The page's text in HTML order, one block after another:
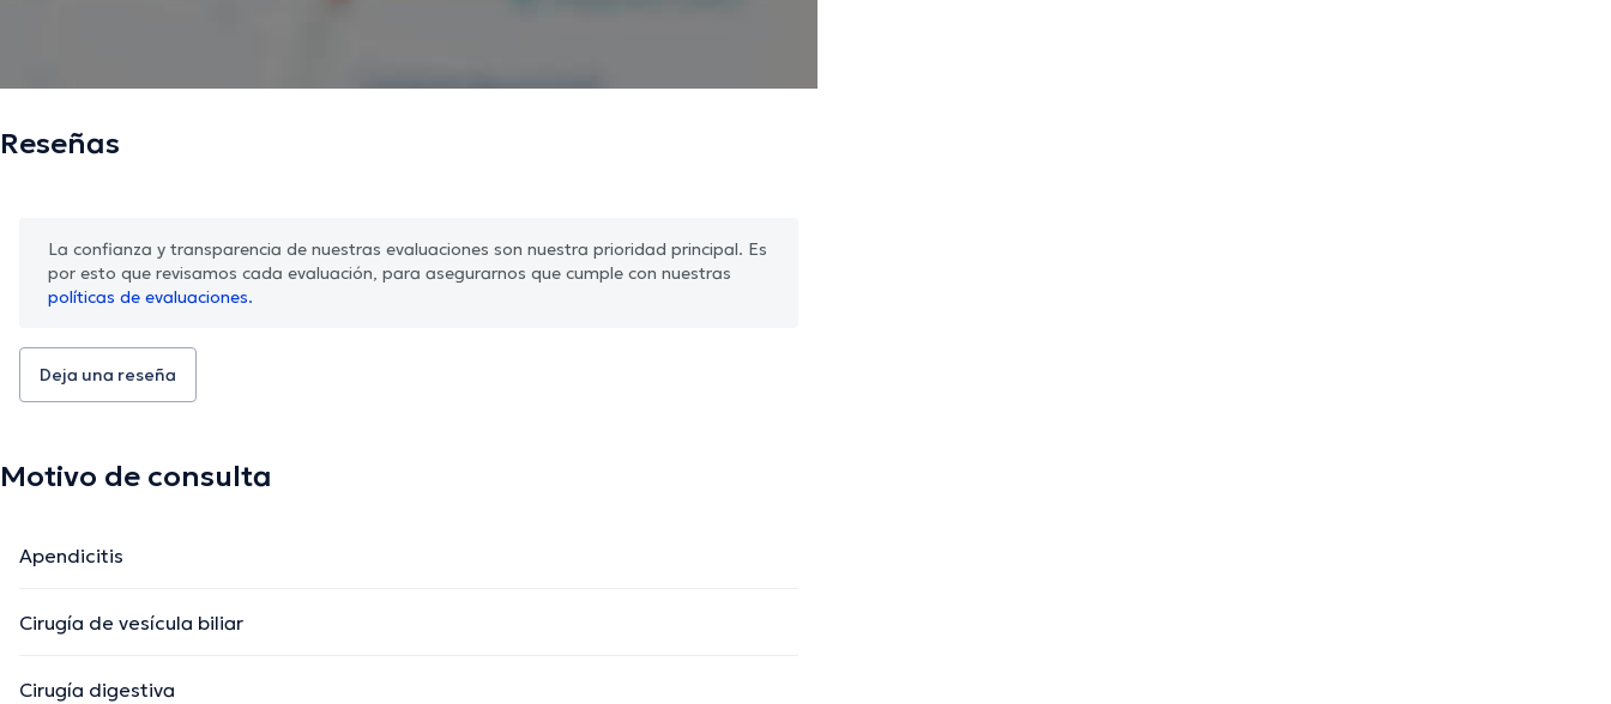
Reseñas
La confianza y transparencia de nuestras evaluaciones son nuestra prioridad principal. Es
por esto que revisamos cada evaluación, para asegurarnos que cumple con nuestras
políticas de evaluaciones.
Deja una reseña
Motivo de consulta
Apendicitis
Cirugía de vesícula biliar
Cirugía digestiva